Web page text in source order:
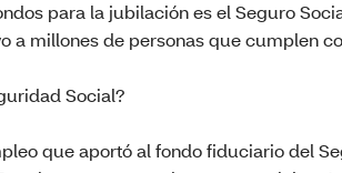
para la jubilación es el Seguro
a millones de personas que cumplen
Social?
que aportó al fondo fiduciario del